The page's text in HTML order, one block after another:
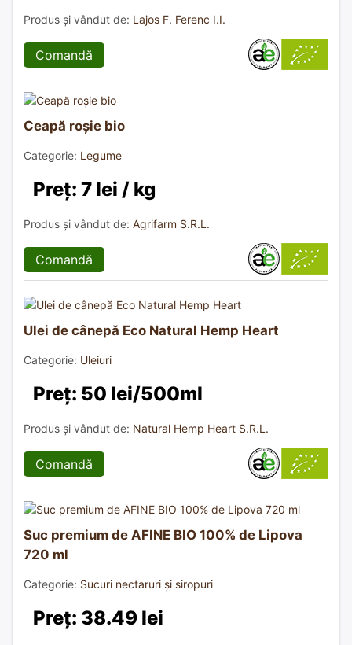
Produs și vândut de: Lajos F. Ferenc I.I.
Comandă
Ceapă roșie bio
Categorie: Legume
Preț: 7 lei / kg
Produs și vândut de: Agrifarm S.R.L.
Comandă
Ulei de cânepă Eco Natural Hemp Heart
Categorie: Uleiuri
Preț: 50 lei/500ml
Produs și vândut de: Natural Hemp Heart S.R.L.
Comandă
Suc premium de AFINE BIO 100% de Lipova
720 ml
Categorie: Sucuri nectaruri și siropuri
Preț: 38.49 lei